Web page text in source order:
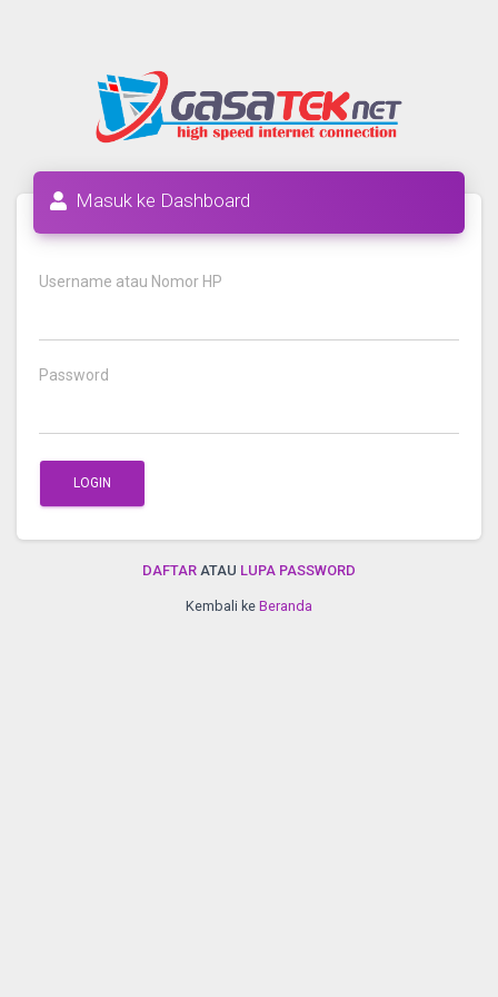
Masuk ke Dashboard
Username atau Nomor HP
Password
LOGIN
DAFTAR ATAU LUPA PASSWORD
Kembali ke Beranda